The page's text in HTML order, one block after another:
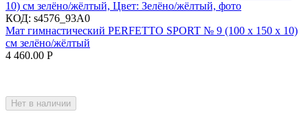
КОД: s4576_93A0
Мат гимнастический PERFETTO SPORT № 9 (100 х 150 х 10)
см зелёно/жёлтый
4 460.00 Р
Нет в наличии